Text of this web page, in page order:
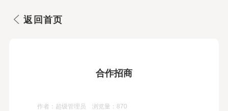
返回首页
合作招商
作者：超级管理员 浏览量：870